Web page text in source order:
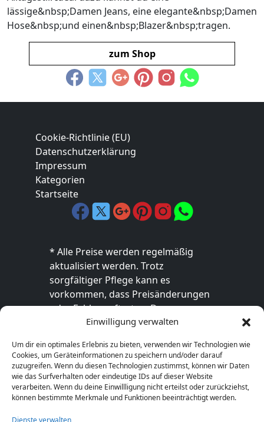
Einwilligung verwalten
Um dir ein optimales Erlebnis zu bieten, verwenden wir Technologien wie
Cookies, um Geräteinformationen zu speichern und/oder darauf
zuzugreifen. Wenn du diesen Technologien zustimmst, können wir Daten
wie das Surfverhalten oder eindeutige IDs auf dieser Website
verarbeiten. Wenn du deine Einwillligung nicht erteilst oder zurückziehst,
können bestimmte Merkmale und Funktionen beeinträchtigt werden.
Dienste verwalten
lässige&nbsp;Damen Jeans, eine elegante&nbsp;Damen
Hose&nbsp;und einen&nbsp;Blazer&nbsp;tragen.
zum Shop
Cookie-Richtlinie (EU)
Datenschutzerklärung
Impressum
Kategorien
Startseite
* Alle Preise werden regelmäßig
aktualisiert werden. Trotz
sorgfältiger Pflege kann es
vorkommen, dass Preisänderungen
oder Fehler auftreten. Der
endgültige Preis sowie die
ausschließlich im jeweiligen Online-
Shop des Anbieters verbindlich. Bitte
überprüfe den Preis vor dem Kauf
direkt beim Händler.